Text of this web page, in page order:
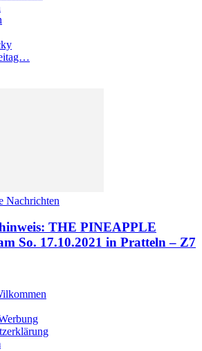
Nachrichten
THE PINEAPPLE
So. 17.10.2021 in Pratteln – Z7